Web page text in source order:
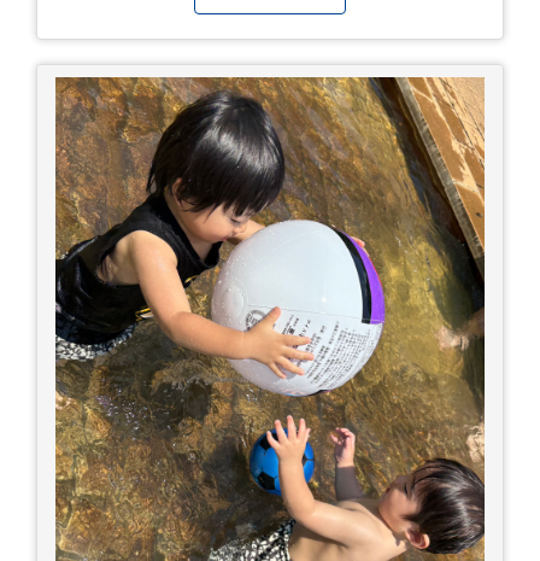
に医療機関へ相談、または救急車を呼びましょう
□涼しい場所へ移動しましょう □衣服を脱がし、
体を冷やして体温を下げましょう □塩分や水分を
補給しましょう 一番大切な命を守って、夏を乗り
切りましょう！